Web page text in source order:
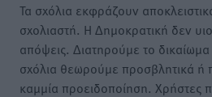
Τα σχόλια εκφράζουν
σχολιαστή. Η Δημοκρατική δεν
απόψεις. Διατηρούμε το
σχόλια θεωρούμε προσβλητικά ή
καμμία προειδοποίηση. Χρήστες